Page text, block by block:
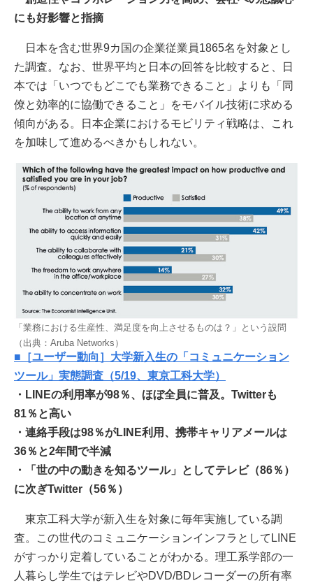
にも好影響と指摘
日本を含む世界9カ国の企業従業員1865名を対象とし
た調査。なお、世界平均と日本の回答を比較すると、日
本では「いつでもどこでも業務できること」よりも「同
僚と効率的に協働できること」をモバイル技術に求める
傾向がある。日本企業におけるモビリティ戦略は、これ
を加味して進めるべきかもしれない。
「業務における生産性、満足度を向上させるものは？」という設問
（出典：Aruba Networks）
■［ユーザー動向］大学新入生の「コミュニケーション
ツール」実態調査（5/19、東京工科大学）
・LINEの利用率が98％、ほぼ全員に普及。Twitterも
81％と高い
・連絡手段は98％がLINE利用、携帯キャリアメールは
36％と2年間で半減
・「世の中の動きを知るツール」としてテレビ（86％）
に次ぎTwitter（56％）
東京工科大学が新入生を対象に毎年実施している調
査。この世代のコミュニケーションインフラとしてLINE
がすっかり定着していることがわかる。理工系学部の一
人暮らし学生ではテレビやDVD/BDレコーダーの所有率